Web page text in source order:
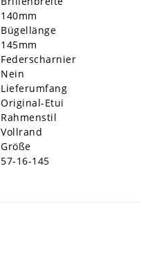
140mm
Bügellänge
145mm
Federscharnier
Nein
Lieferumfang
Original-Etui
Rahmenstil
Vollrand
Größe
57-16-145